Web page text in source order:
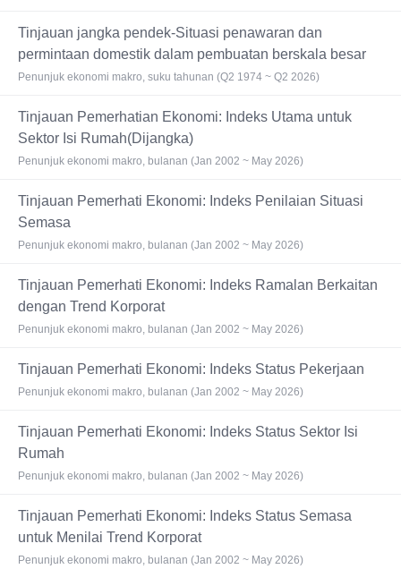
Tinjauan jangka pendek-Situasi penawaran dan
permintaan domestik dalam pembuatan berskala besar
Penunjuk ekonomi makro, suku tahunan (Q2 1974 ~ Q2 2026)
Tinjauan Pemerhatian Ekonomi: Indeks Utama untuk
Sektor Isi Rumah(Dijangka)
Penunjuk ekonomi makro, bulanan (Jan 2002 ~ May 2026)
Tinjauan Pemerhati Ekonomi: Indeks Penilaian Situasi
Semasa
Penunjuk ekonomi makro, bulanan (Jan 2002 ~ May 2026)
Tinjauan Pemerhati Ekonomi: Indeks Ramalan Berkaitan
dengan Trend Korporat
Penunjuk ekonomi makro, bulanan (Jan 2002 ~ May 2026)
Tinjauan Pemerhati Ekonomi: Indeks Status Pekerjaan
Penunjuk ekonomi makro, bulanan (Jan 2002 ~ May 2026)
Tinjauan Pemerhati Ekonomi: Indeks Status Sektor Isi
Rumah
Penunjuk ekonomi makro, bulanan (Jan 2002 ~ May 2026)
Tinjauan Pemerhati Ekonomi: Indeks Status Semasa
untuk Menilai Trend Korporat
Penunjuk ekonomi makro, bulanan (Jan 2002 ~ May 2026)